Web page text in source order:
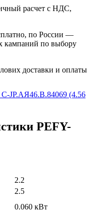
расчет с НДС,
по России —
кампаний по выбору
доставки и оплаты
JP.АЯ46.B.84069 (4.56
PEFY-
2.2
2.5
0.060 кВт